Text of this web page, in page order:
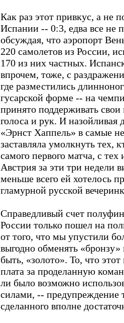
Как раз этот привкус, а не
Испании -- 0:3, едва все не
обсуждая, что аэропорт
220 самолетов из России,
170 из них частных.
впрочем, тоже, с
где разместились
гусарской форме -- на
принято поддерживать
голоса и рук. И назойливая
«Эрнст Хаппель» в самые
заставляла умолкнуть тех,
самого первого матча, с
Австрия за эти три недели
меньше всего ей хотелось
гламурной русской
Справедливый счет
России только пошел на
от того, что мы упустили
выгодно обменять
быть, «золото». То, что
плата за проделанную
ли было возможно
силами, -- предупреждение
сделанного вполне